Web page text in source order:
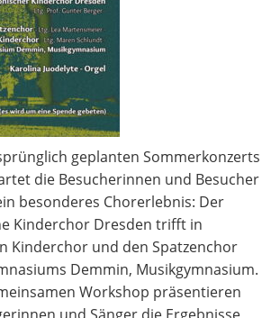
geplanten Sommerkonzerts
die Besucherinnen und Besucher
besonderes Chorerlebnis: Der
Kinderchor Dresden trifft in
Kinderchor und den Spatzenchor
Demmin, Musikgymnasium.
Workshop präsentieren